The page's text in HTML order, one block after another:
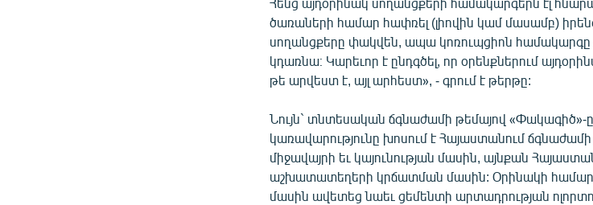
ծառաների համար հափռել (լիովին կամ մասամբ)
սողանցքերը փակվեն, ապա կոռուպցիոն համակարգը
կդառնա։ Կարեւոր է ընդգծել, որ օրենքներում
թե արվեստ է, այլ արհեստ», - գրում է թերթը:
Նույն` տնտեսական ճգնաժամի թեմայով «Փակագիծ»-ը
կառավարությունը խոսում է Հայաստանում ճգնաժամի
միջավայրի եւ կայունության մասին, այնքան
աշխատատեղերի կրճատման մասին: Օրինակի
մասին ավետեց նաեւ ցեմենտի արտադրության